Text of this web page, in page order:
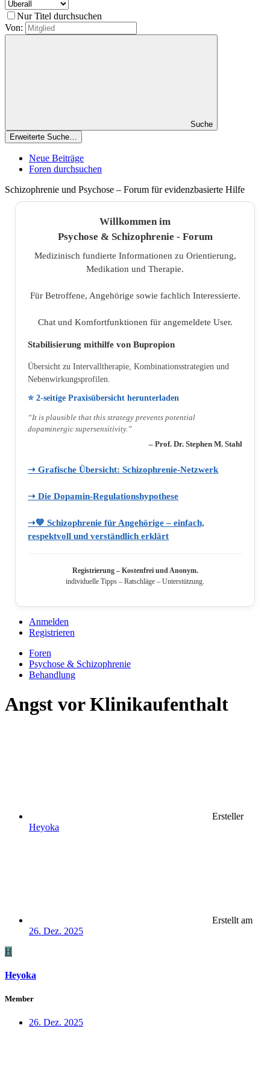
Nur Titel durchsuchen
Von:
Suche
Erweiterte Suche…
Neue Beiträge
Foren durchsuchen
Schizophrenie und Psychose – Forum für evidenzbasierte Hilfe
Willkommen im
Psychose & Schizophrenie - Forum
Medizinisch fundierte Informationen zu Orientierung,
Medikation und Therapie.
Für Betroffene, Angehörige sowie fachlich Interessierte.
Chat und Komfortfunktionen für angemeldete User.
Stabilisierung mithilfe von Bupropion
Übersicht zu Intervalltherapie, Kombinationsstrategien und
Nebenwirkungsprofilen.
⭐ 2‑seitige Praxisübersicht herunterladen
“It is plausible that this strategy prevents potential
dopaminergic supersensitivity.”
– Prof. Dr. Stephen M. Stahl
➝ Grafische Übersicht: Schizophrenie‑Netzwerk
➝ Die Dopamin‑Regulationshypothese
➝💙 Schizophrenie für Angehörige – einfach,
respektvoll und verständlich erklärt
Registrierung – Kostenfrei und Anonym.
individuelle Tipps – Ratschläge – Unterstützung.
Anmelden
Registrieren
Foren
Psychose & Schizophrenie
Behandlung
Angst vor Klinikaufenthalt
Ersteller
Heyoka
Erstellt am
26. Dez. 2025
H
Heyoka
Member
26. Dez. 2025